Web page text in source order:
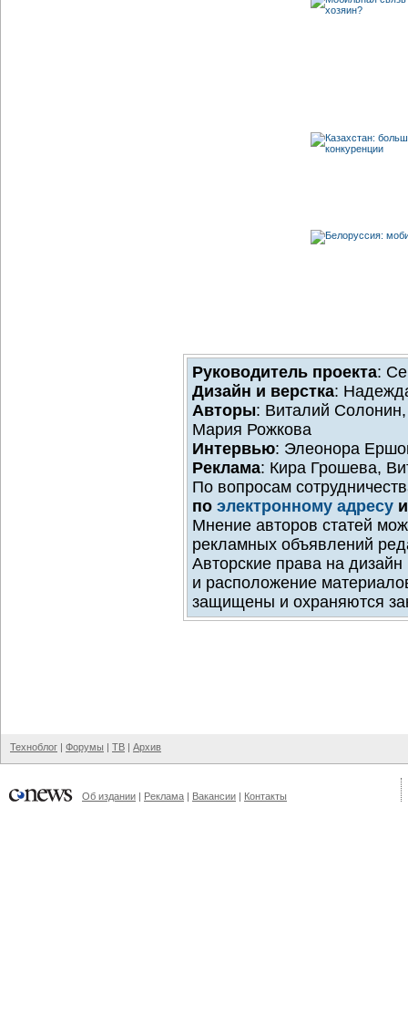
Руководитель проекта:
Дизайн и верстка:
Авторы: Виталий
Мария Рожкова
Интервью: Элеонора
Реклама: Кира Грошева,
По вопросам
по электронному адресу
Мнение авторов статей
рекламных объявлений
Авторские права на
и расположение
защищены и охраняются
Техноблог | Форумы | ТВ | Архив
Об издании | Реклама | Вакансии | Контакты